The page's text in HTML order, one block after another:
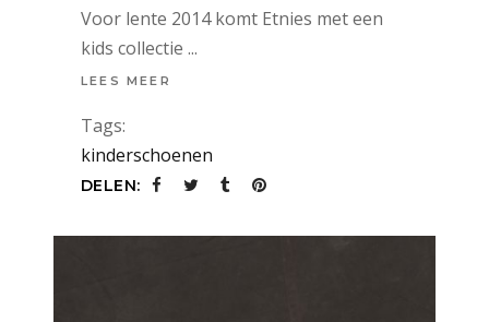
Voor lente 2014 komt Etnies met een
kids collectie
LEES MEER
Tags:
kinderschoenen
DELEN: